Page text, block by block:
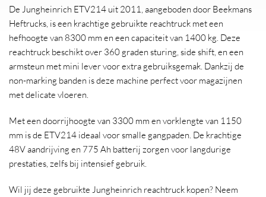
De Jungheinrich ETV214 uit 2011, aangeboden door Beekmans
Heftrucks, is een krachtige gebruikte reachtruck met een
hefhoogte van 8300 mm en een capaciteit van 1400 kg. Deze
reachtruck beschikt over 360 graden sturing, side shift, en een
armsteun met mini lever voor extra gebruiksgemak. Dankzij de
non-marking banden is deze machine perfect voor magazijnen
met delicate vloeren.
Met een doorrijhoogte van 3300 mm en vorklengte van 1150
mm is de ETV214 ideaal voor smalle gangpaden. De krachtige
48V aandrijving en 775 Ah batterij zorgen voor langdurige
prestaties, zelfs bij intensief gebruik.
Wil jij deze gebruikte Jungheinrich reachtruck kopen? Neem